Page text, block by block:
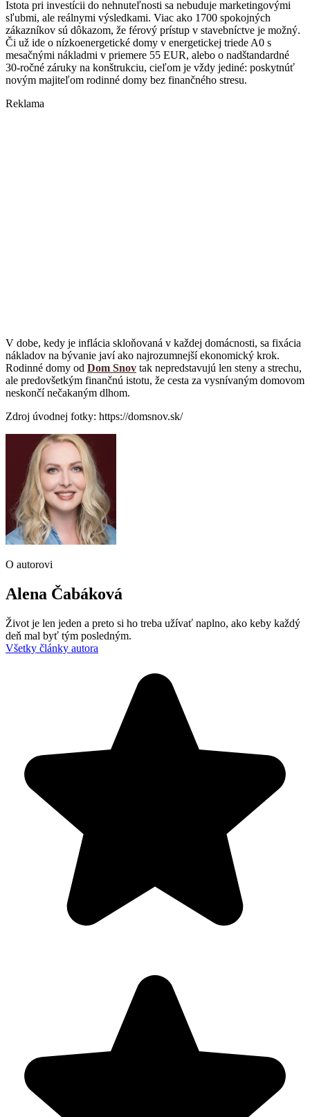
Istota pri investícii do nehnuteľnosti sa nebuduje marketingovými
sľubmi, ale reálnymi výsledkami. Viac ako 1700 spokojných
zákazníkov sú dôkazom, že férový prístup v stavebníctve je možný.
Či už ide o nízkoenergetické domy v energetickej triede A0 s
mesačnými nákladmi v priemere 55 EUR, alebo o nadštandardné
30-ročné záruky na konštrukciu, cieľom je vždy jediné: poskytnúť
novým majiteľom rodinné domy bez finančného stresu.
Reklama
V dobe, kedy je inflácia skloňovaná v každej domácnosti, sa fixácia
nákladov na bývanie javí ako najrozumnejší ekonomický krok.
Rodinné domy od Dom Snov tak nepredstavujú len steny a strechu,
ale predovšetkým finančnú istotu, že cesta za vysnívaným domovom
neskončí nečakaným dlhom.
Zdroj úvodnej fotky: https://domsnov.sk/
O autorovi
Alena Čabáková
Život je len jeden a preto si ho treba užívať naplno, ako keby každý
deň mal byť tým posledným.
Všetky články autora